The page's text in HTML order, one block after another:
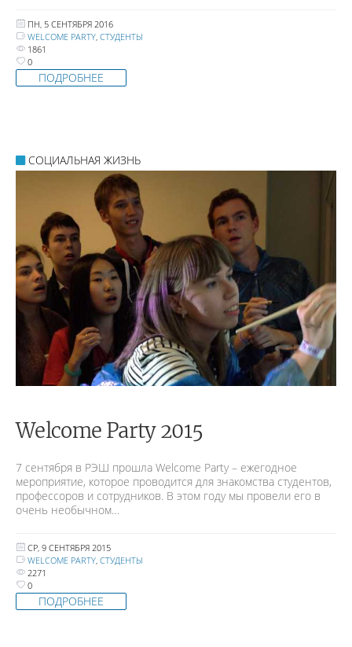
ПН, 5 СЕНТЯБРЯ 2016
WELCOME PARTY, СТУДЕНТЫ
1861
0
ПОДРОБНЕЕ
СОЦИАЛЬНАЯ ЖИЗНЬ
Welcome Party 2015
7 сентября в РЭШ прошла Welcome Party – ежегодное
мероприятие, которое проводится для знакомства студентов,
профессоров и сотрудников. В этом году мы провели его в
очень необычном…
СР, 9 СЕНТЯБРЯ 2015
WELCOME PARTY СТУДЕНТЫ
2271
0
ПОДРОБНЕЕ